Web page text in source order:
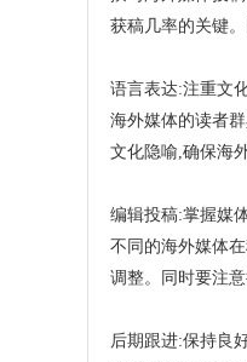
获稿几率的关键
语言表达:注重文
海外媒体的读者
文化隐喻,确保海
编辑投稿:掌握媒
不同的海外媒体
调整。同时要注
后期跟进:保持良